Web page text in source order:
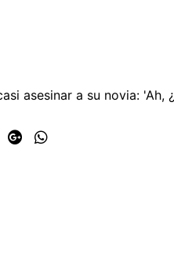
asesinar a su novia: 'Ah,